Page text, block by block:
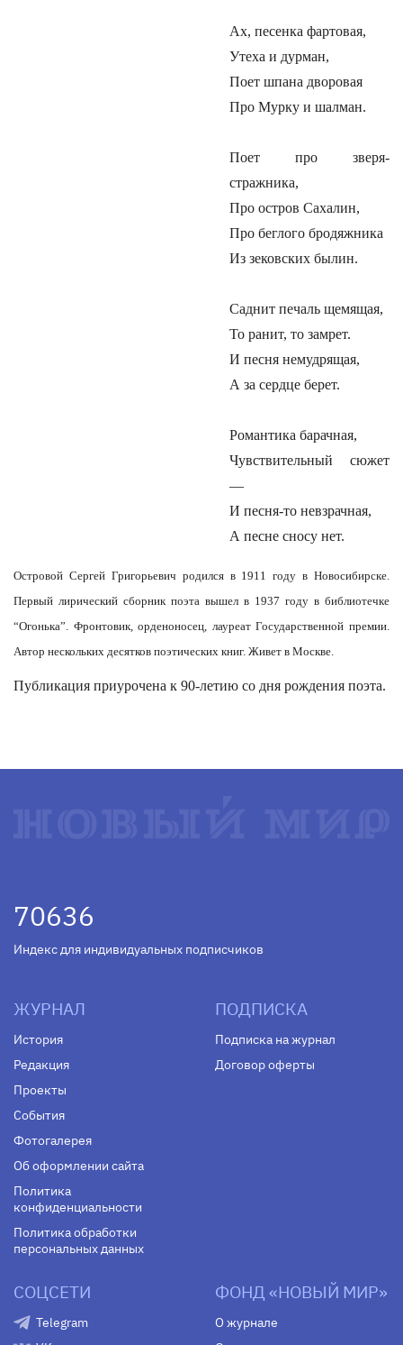
Ах, песенка фартовая,
Утеха и дурман,
Поет шпана дворовая
Про Мурку и шалман.
Поет про зверя-
стражника,
Про остров Сахалин,
Про беглого бродяжника
Из зековских былин.
Саднит печаль щемящая,
То ранит, то замрет.
И песня немудрящая,
А за сердце берет.
Романтика барачная,
Чувствительный сюжет
—
И песня-то невзрачная,
А песне сносу нет.
Островой Сергей Григорьевич родился в 1911 году в Новосибирске.
Первый лирический сборник поэта вышел в 1937 году в библиотечке
“Огонька”. Фронтовик, орденоносец, лауреат Государственной премии.
Автор нескольких десятков поэтических книг. Живет в Москве.
Публикация приурочена к 90-летию со дня рождения поэта.
70636
Индекс для индивидуальных подписчиков
ЖУРНАЛ
История
Редакция
Проекты
События
Фотогалерея
Об оформлении сайта
Политика
конфиденциальности
Политика обработки
персональных данных
ПОДПИСКА
Подписка на журнал
Договор оферты
СОЦСЕТИ
Telegram
ФОНД «НОВЫЙ МИР»
О журнале